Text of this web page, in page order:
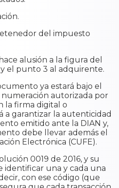
del impuesto
alusión a la figura del
el punto 3 al adquirente.
ya estará bajo el
numeración autorizada por
la firma digital o
a garantizar la autenticidad
emitido ante la DIAN y,
debe llevar además el
Electrónica (CUFE).
0019 de 2016, y su
identificar una y cada una
con ese código (que